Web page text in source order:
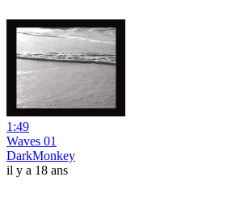
1:49
Waves 01
DarkMonkey
il y a 18 ans